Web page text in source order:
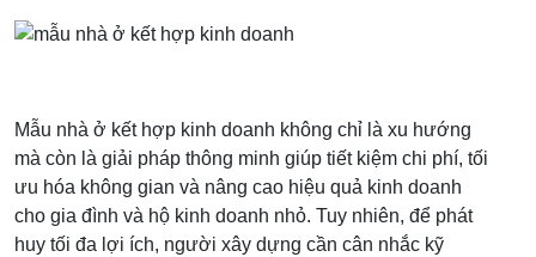
Mẫu nhà ở kết hợp kinh doanh không chỉ là xu hướng
mà còn là giải pháp thông minh giúp tiết kiệm chi phí, tối
ưu hóa không gian và nâng cao hiệu quả kinh doanh
cho gia đình và hộ kinh doanh nhỏ. Tuy nhiên, để phát
huy tối đa lợi ích, người xây dựng cần cân nhắc kỹ